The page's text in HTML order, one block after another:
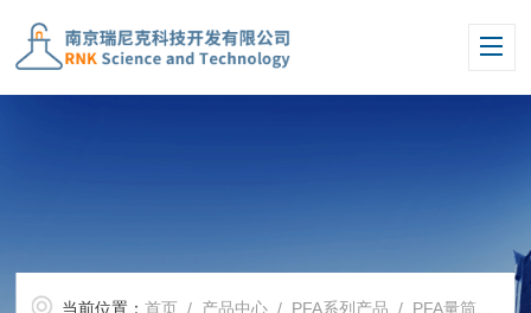
当前位置：首页 / 产品中心 / PFA系列产品 / PFA量筒量杯 /